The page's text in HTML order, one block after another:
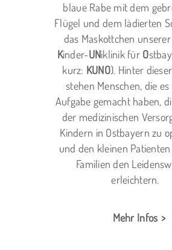
blaue Rabe mit dem
Flügel und dem lädierten
das Maskottchen
Kinder-UNiklinik für O
kurz: KUNO). Hinter
stehen Menschen, die
Aufgabe gemacht haben,
der medizinischen
Kindern in Ostbayern zu
und den kleinen
Familien den
erleichtern.
Mehr Infos